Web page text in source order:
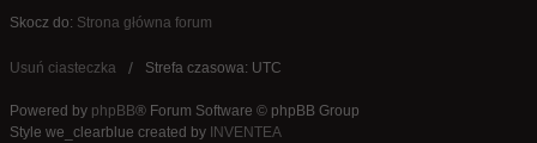
Skocz do: Strona główna forum
Usuń ciasteczka Strefa czasowa: UTC
Powered by phpBB® Forum Software © phpBB Group
Style we_clearblue created by INVENTEA